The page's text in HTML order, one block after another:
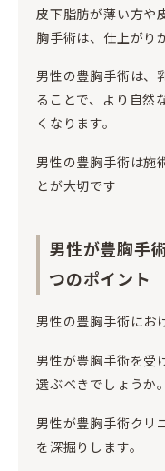
皮下脂肪が薄い方や
胸手術は、仕上がり
男性の豊胸手術は、
ることで、より自然
くなります。
男性の豊胸手術は施
とが大切です
男性が豊胸手
つのポイント
男性の豊胸手術にお
男性が豊胸手術を受
選ぶべきでしょうか。
男性が豊胸手術クリ
を深掘りします。